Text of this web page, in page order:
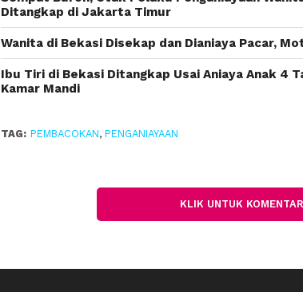
Ditangkap di Jakarta Timur
Wanita di Bekasi Disekap dan Dianiaya Pacar,
Ibu Tiri di Bekasi Ditangkap Usai Aniaya Anak 4
Kamar Mandi
TAG: PEMBACOKAN, PENGANIAYAAN
KLIK UNTUK KOMENTAR